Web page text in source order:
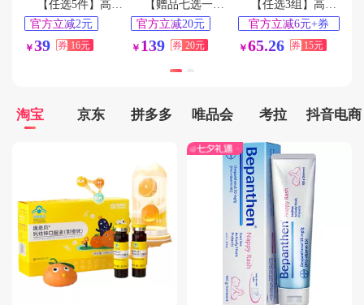
用户176****7236在6分钟前下单成功
【任选5件】高洁丝海岛棉臻选纯棉卫生巾
官方立减2元
淘金币频道抵扣
0.52元
￥39 券 16元
【赠品七选一】高洁丝阳光烘烘卫生巾
官方立减20元
35天最低价
￥ 139 券 20元
【任选3组】高洁丝全系列任选3组
官方立减6元+券
15
41天最低价
￥65.26 券 15元
淘宝 京东 拼多多 唯品会 考拉 抖音电商